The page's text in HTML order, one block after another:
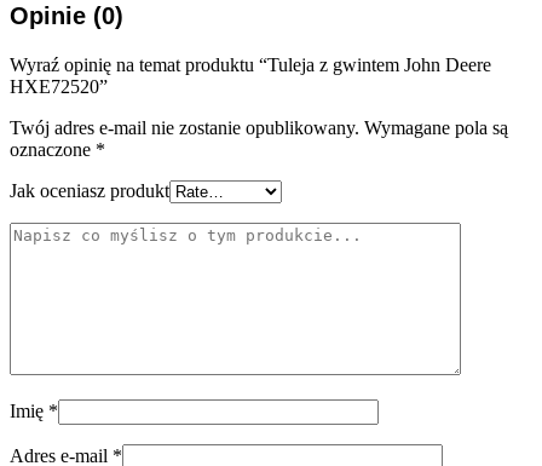
Opinie (0)
Wyraź opinię na temat produktu “Tuleja z gwintem John Deere
HXE72520”
Twój adres e-mail nie zostanie opublikowany. Wymagane pola są
oznaczone *
Jak oceniasz produkt
Imię *
Adres e-mail *